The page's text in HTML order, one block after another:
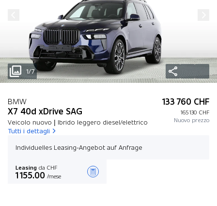
1/7
BMW
X7 40d xDrive SAG
Veicolo nuovo | Ibrido leggero diesel/elettrico
Tutti i dettagli
133 760 CHF
165 130 CHF
Nuovo prezzo
Individuelles Leasing-Angebot auf Anfrage
Leasing da CHF
1 155.00 /mese